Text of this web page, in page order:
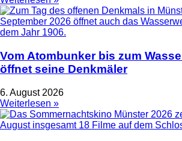
Vom Atombunker bis zum
öffnet seine Denkmäler
6. August 2026
Weiterlesen »